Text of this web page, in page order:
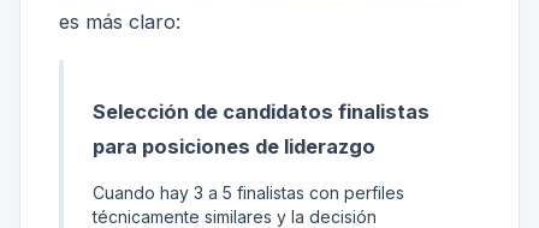
es más claro:
Selección de candidatos finalistas
para posiciones de liderazgo
Cuando hay 3 a 5 finalistas con perfiles
técnicamente similares y la decisión